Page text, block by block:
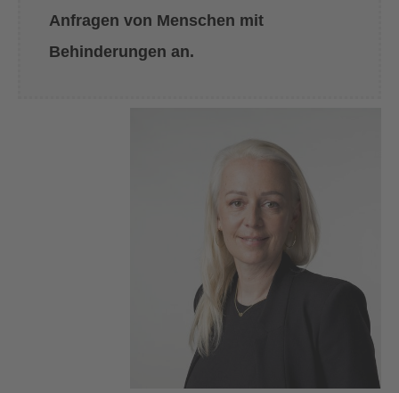
Anfragen von Menschen mit
Behinderungen an.